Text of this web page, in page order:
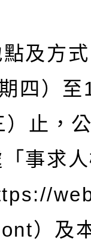
及方
四）
）止，
事求
）及